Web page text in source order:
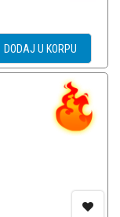
DODAJ U KORPU